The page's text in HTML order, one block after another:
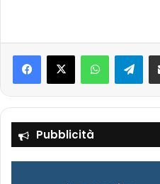
Telegram
Pubblicità